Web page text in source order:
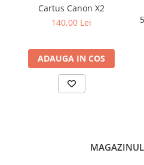
Cartus Canon X2
140,00 Lei
ADAUGA IN COS